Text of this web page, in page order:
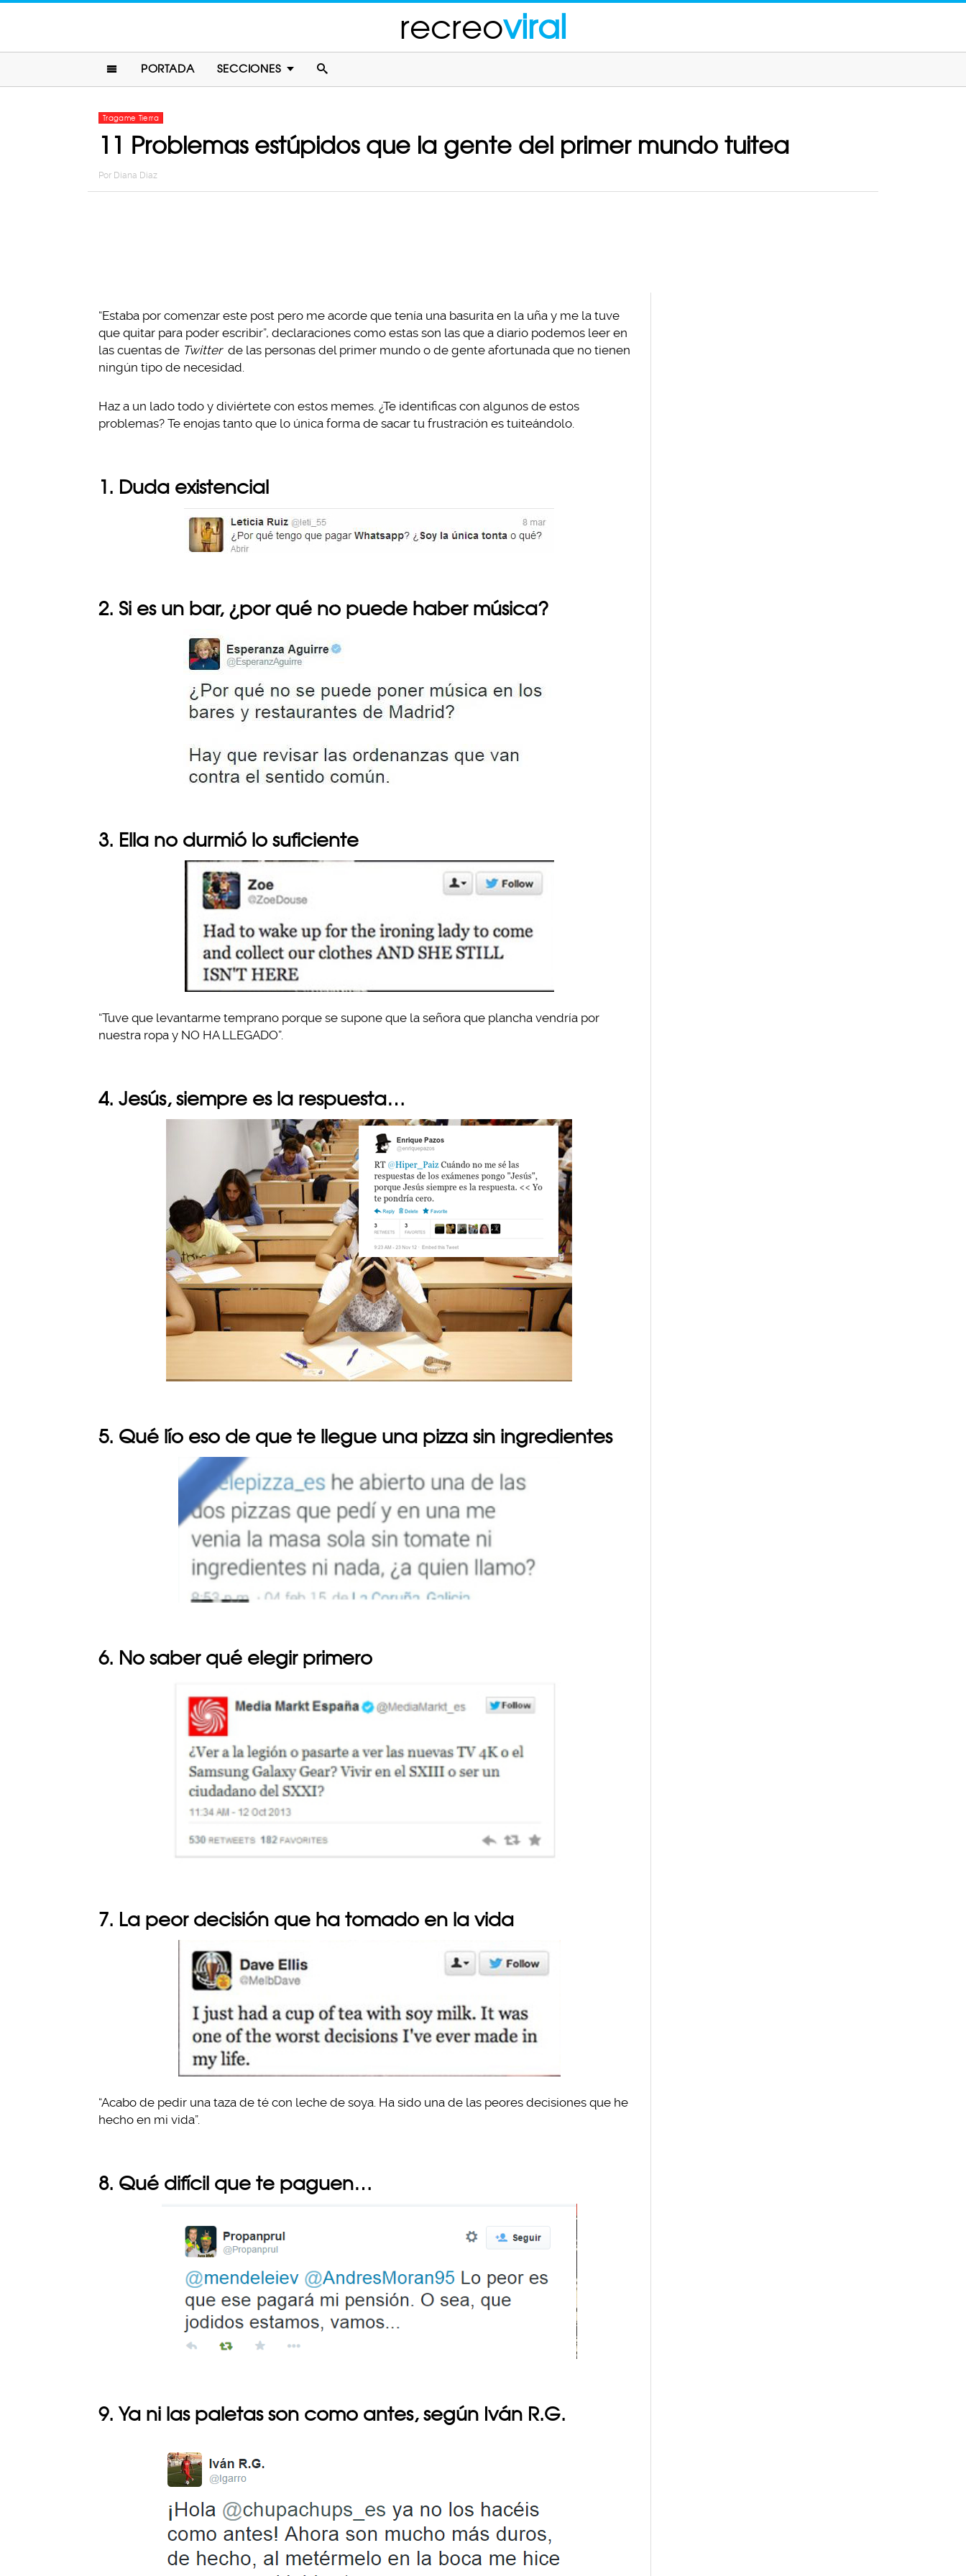
recreoviral
PORTADA SECCIONES
Tragame Tierra
11 Problemas estúpidos que la gente del primer mundo tuitea
Por Diana Diaz
“Estaba por comenzar este post pero me acorde que tenía una basurita en la uña y me la tuve
que quitar para poder escribir”, declaraciones como estas son las que a diario podemos leer en
las cuentas de Twitter de las personas del primer mundo o de gente afortunada que no tienen
ningún tipo de necesidad.
Haz a un lado todo y diviértete con estos memes. ¿Te identificas con algunos de estos
problemas? Te enojas tanto que lo única forma de sacar tu frustración es tuiteándolo.
1. Duda existencial
2. Si es un bar, ¿por qué no puede haber música?
3. Ella no durmió lo suficiente
“Tuve que levantarme temprano porque se supone que la señora que plancha vendría por
nuestra ropa y NO HA LLEGADO”.
4. Jesús, siempre es la respuesta…
5. Qué lío eso de que te llegue una pizza sin ingredientes
6. No saber qué elegir primero
7. La peor decisión que ha tomado en la vida
“Acabo de pedir una taza de té con leche de soya. Ha sido una de las peores decisiones que he
hecho en mi vida”.
8. Qué difícil que te paguen…
9. Ya ni las paletas son como antes, según Iván R.G.